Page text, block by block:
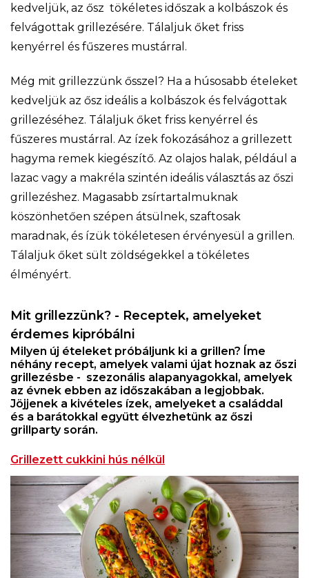
kedveljük, az ősz tökéletes időszak a kolbászok és
felvágottak grillezésére. Tálaljuk őket friss
kenyérrel és fűszeres mustárral.
Még mit grillezzünk ősszel? Ha a húsosabb ételeket
kedveljük az ősz ideális a kolbászok és felvágottak
grillezéséhez. Tálaljuk őket friss kenyérrel és
fűszeres mustárral. Az ízek fokozásához a grillezett
hagyma remek kiegészítő. Az olajos halak, például a
lazac vagy a makréla szintén ideális választás az őszi
grillezéshez. Magasabb zsírtartalmuknak
köszönhetően szépen átsülnek, szaftosak
maradnak, és ízük tökéletesen érvényesül a grillen.
Tálaljuk őket sült zöldségekkel a tökéletes
élményért.
Mit grillezzünk? - Receptek, amelyeket
érdemes kipróbálni
Milyen új ételeket próbáljunk ki a grillen? Íme
néhány recept, amelyek valami újat hoznak az őszi
grillezésbe - szezonális alapanyagokkal, amelyek
az évnek ebben az időszakában a legjobbak.
Jöjjenek a kivételes ízek, amelyeket a családdal
és a barátokkal együtt élvezhetünk az őszi
grillparty során.
Grillezett cukkini hús nélkül